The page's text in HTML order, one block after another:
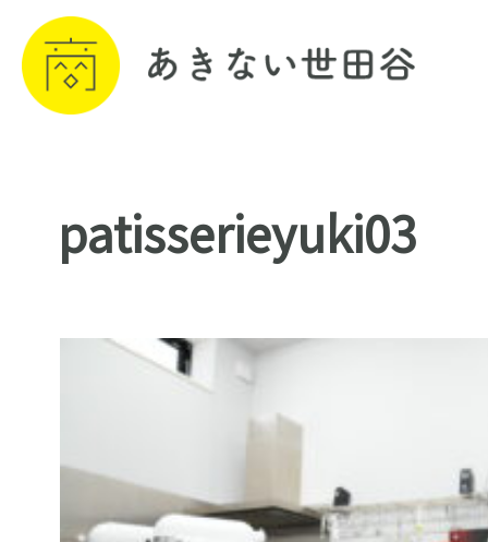
patisserieyuki03